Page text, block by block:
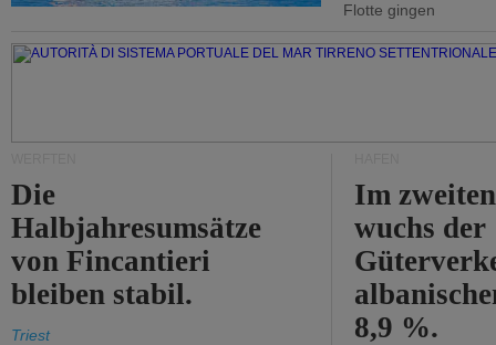
Flotte gingen
Die
Halbjahresumsätze
von Fincantieri
bleiben stabil.
Triest
Im
wuchs der
8,9 %.